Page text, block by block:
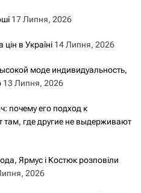
17 Липня, 2026
в Україні 14 Липня, 2026
моде индивидуальность,
13 Липня, 2026
почему его подход к
там, где другие не выдерживают
Ярмус і Костюк розповіли
2026